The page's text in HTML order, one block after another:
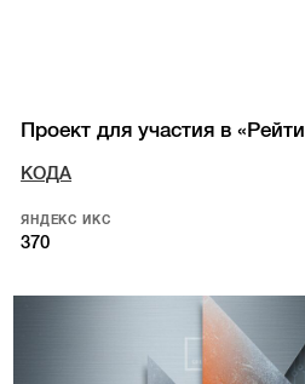
Проект для участия в
КОДА
ЯНДЕКС ИКС
370